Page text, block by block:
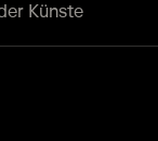
Künste